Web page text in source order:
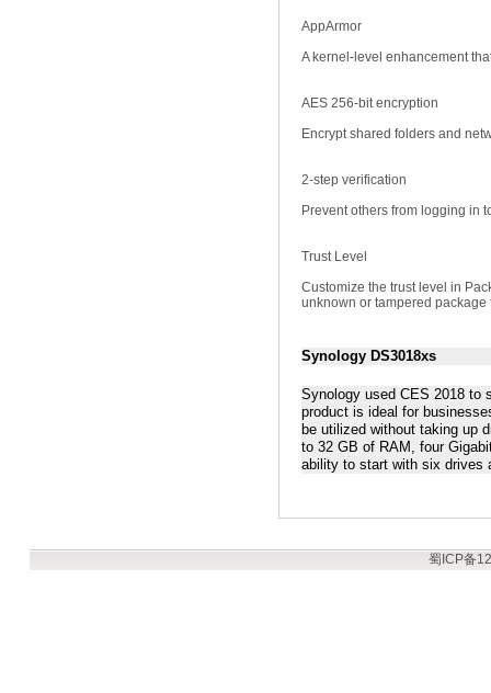
AppArmor
A kernel-level enhancement
AES 256-bit encryption
Encrypt shared folders and
2-step verification
Prevent others from logging in
Trust Level
Customize the trust level in
unknown or tampered package
Synology DS3018xs
Synology used CES 2018 to
product is ideal for
be utilized without taking up
to 32 GB of RAM, four
ability to start with six drives
蜀ICP备